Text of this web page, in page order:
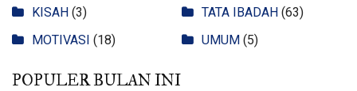
KISAH (3)
MOTIVASI (18)
TATA IBADAH (63)
UMUM (5)
POPULER BULAN INI